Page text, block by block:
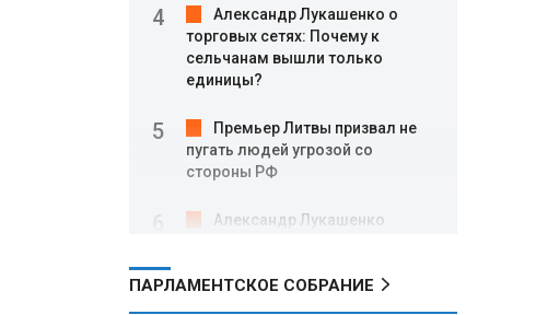
Александр Лукашенко о
торговых сетях: Почему к
сельчанам вышли только
единицы?
Премьер Литвы призвал не
пугать людей угрозой со
стороны РФ
Александр Лукашенко
НАТО
ПАРЛАМЕНТСКОЕ СОБРАНИЕ